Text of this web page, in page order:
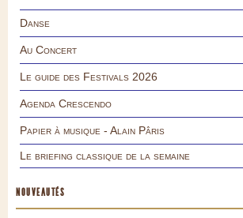
Danse
Au Concert
Le guide des Festivals 2026
Agenda Crescendo
Papier à musique - Alain Pâris
Le briefing classique de la semaine
NOUVEAUTÉS